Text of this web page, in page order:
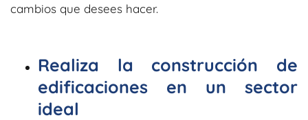
cambios que desees hacer.
Realiza la construcción de
edificaciones en un sector
ideal